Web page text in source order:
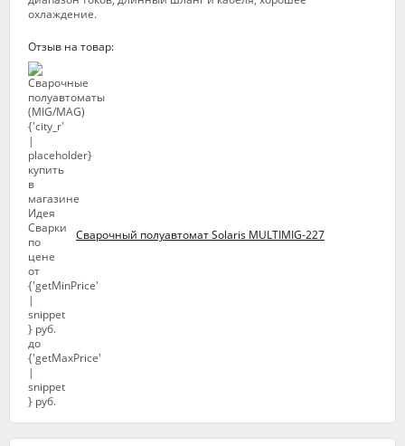
охлаждение.
Отзыв на товар:
Сварочный полуавтомат Solaris MULTIMIG-227